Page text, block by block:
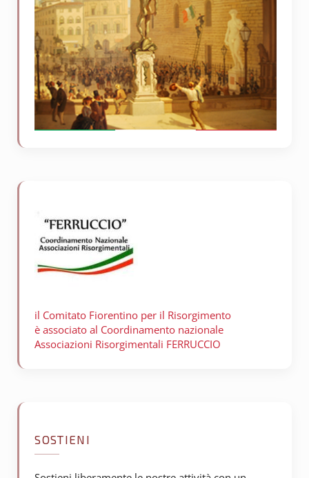
il Comitato Fiorentino per il Risorgimento
è associato al Coordinamento nazionale
Associazioni Risorgimentali FERRUCCIO
SOSTIENI